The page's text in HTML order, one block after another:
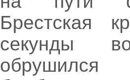
Брестская
секунды